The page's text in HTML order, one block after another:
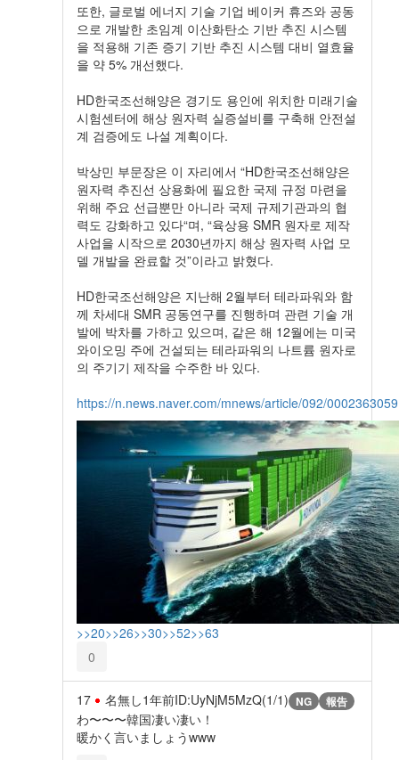
또한, 글로벌 에너지 기술 기업 베이커 휴즈와 공동
으로 개발한 초임계 이산화탄소 기반 추진 시스템
을 적용해 기존 증기 기반 추진 시스템 대비 열효율
을 약 5% 개선했다.
HD한국조선해양은 경기도 용인에 위치한 미래기술
시험센터에 해상 원자력 실증설비를 구축해 안전설
계 검증에도 나설 계획이다.
박상민 부문장은 이 자리에서 “HD한국조선해양은
원자력 추진선 상용화에 필요한 국제 규정 마련을
위해 주요 선급뿐만 아니라 국제 규제기관과의 협
력도 강화하고 있다“며, “육상용 SMR 원자로 제작
사업을 시작으로 2030년까지 해상 원자력 사업 모
델 개발을 완료할 것”이라고 밝혔다.
HD한국조선해양은 지난해 2월부터 테라파워와 함
께 차세대 SMR 공동연구를 진행하며 관련 기술 개
발에 박차를 가하고 있으며, 같은 해 12월에는 미국
와이오밍 주에 건설되는 테라파워의 나트륨 원자로
의 주기기 제작을 수주한 바 있다.
https://n.news.naver.com/mnews/article/092/0002363059
>>20>>26>>30>>52>>63
0
17 名無し1年前ID:UyNjM5MzQ(1/1) NG 報告
わ〜〜〜韓国凄い凄い！
暖かく言いましょうwww